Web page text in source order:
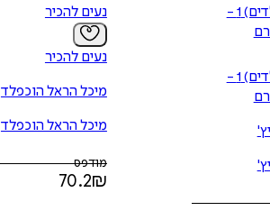
הרשימה (לילדים) 1 -
הרשימה (לילדים) 1 -
נעים להכיר
נעים להכיר
מיכל הראל הוכפלד
מיכל הראל הוכפלד
מודפס
70.2₪